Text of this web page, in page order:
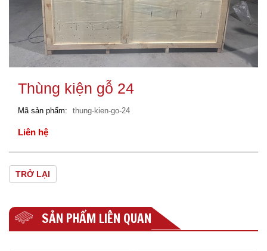
Thùng kiện gỗ 24
Mã sản phẩm thung-kien-go-24
Liên hệ
TRỞ LẠI
SẢN PHẨM LIÊN QUAN